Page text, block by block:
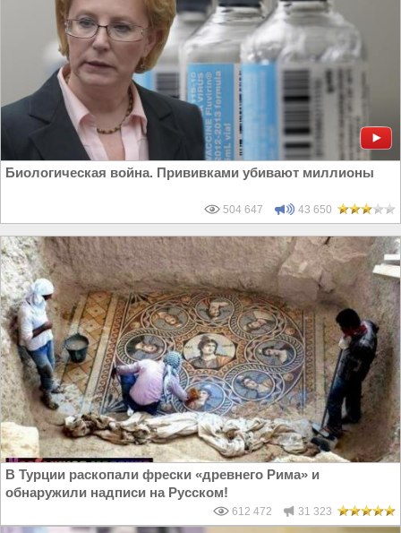
Биологическая война. Прививками убивают миллионы
504 647 43 650
В Турции раскопали фрески «древнего Рима» и
обнаружили надписи на Русском!
612 472 31 323